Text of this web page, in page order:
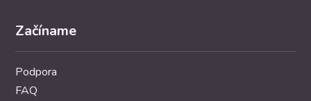
Začíname
Podpora
FAQ